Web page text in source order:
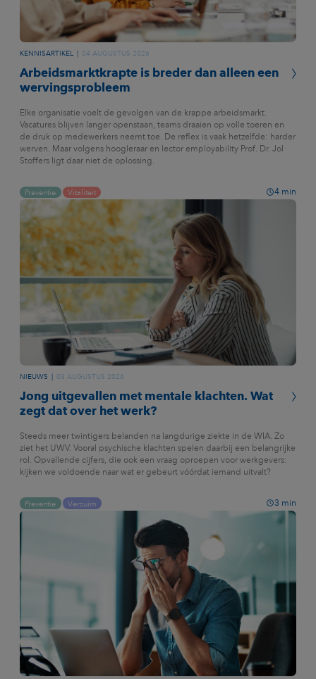
KENNISARTIKEL 04 AUGUSTUS 2026
Arbeidsmarktkrapte is breder dan alleen een
wervingsprobleem
Elke organisatie voelt de gevolgen van de krappe arbeidsmarkt.
Vacatures blijven langer openstaan, teams draaien op volle toeren en
de druk op medewerkers neemt toe. De reflex is vaak hetzelfde: harder
werven. Maar volgens hoogleraar en lector employability Prof. Dr. Jol
Stoffers ligt daar niet de oplossing.
Preventie Vitaliteit 4 min
NIEUWS 03 AUGUSTUS 2026
Jong uitgevallen met mentale klachten. Wat
zegt dat over het werk?
Steeds meer twintigers belanden na langdurige ziekte in de WIA. Zo
ziet het UWV. Vooral psychische klachten spelen daarbij een belangrijke
rol. Opvallende cijfers, die ook een vraag oproepen voor werkgevers:
kijken we voldoende naar wat er gebeurt vóórdat iemand uitvalt?
Preventie Verzuim 3 min